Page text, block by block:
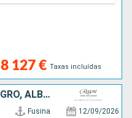
8 127 € Taxas incluídas
ITÁLIA, CROÁCIA, MONTENEGRO, ALBÂNIA, GRÉCIA
Fusina 12/09/2026